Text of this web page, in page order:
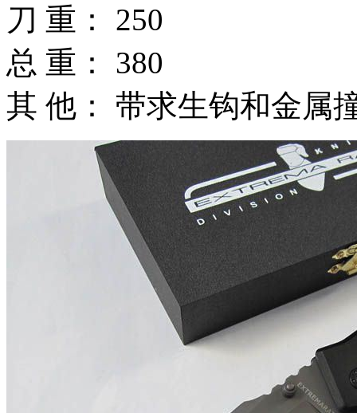
刀 重： 250
总 重： 380
其 他： 带求生钩和金属